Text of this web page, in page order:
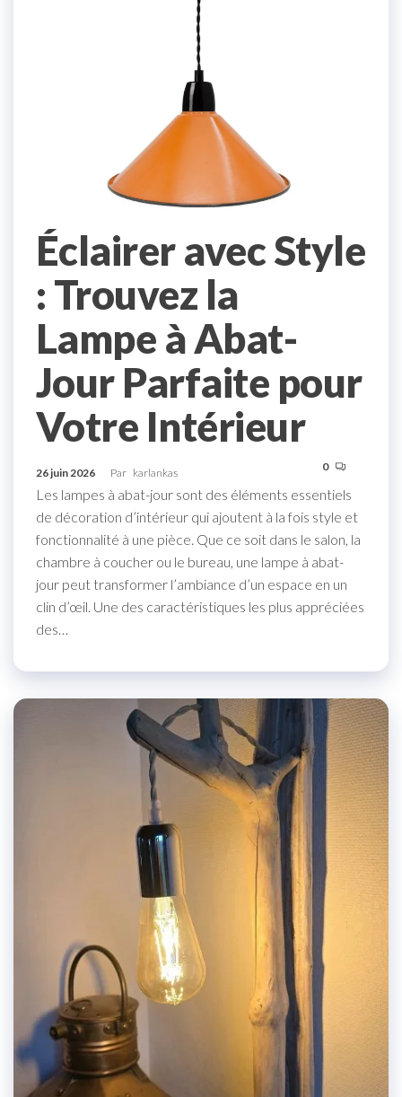
Éclairer avec Style
: Trouvez la
Lampe à Abat-
Jour Parfaite pour
Votre Intérieur
26 juin 2026 Par karlankas 0
Les lampes à abat-jour sont des éléments essentiels
de décoration d’intérieur qui ajoutent à la fois style et
fonctionnalité à une pièce. Que ce soit dans le salon, la
chambre à coucher ou le bureau, une lampe à abat-
jour peut transformer l’ambiance d’un espace en un
clin d’œil. Une des caractéristiques les plus appréciées
des…